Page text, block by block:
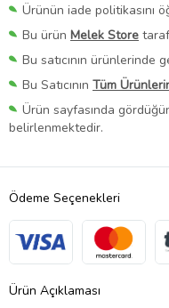
Ürünün iade politikasını
Bu ürün Melek Store
Bu satıcının ürünlerinde
Bu Satıcının Tüm
Ürün sayfasında
belirlenmektedir.
Ödeme Seçenekleri
Ürün Açıklaması